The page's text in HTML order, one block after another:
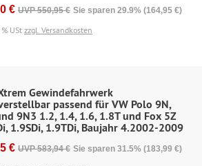
€ UVP 550,95 € Sie sparen 29.9% (164,95 €)
UStzzgl. Versandkosten
Gewindefahrwerk
passend für VW Polo 9N,
9N3 1.2, 1.4, 1.6, 1.8T und Fox 5Z
1.9SDi, 1.9TDi, Baujahr 4.2002-2009
€ UVP 583,94 € Sie sparen 31.5% (183,99 €)